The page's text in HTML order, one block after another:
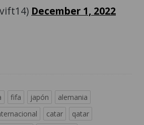
December 1, 2022
fifa japón
alemania
catar
qatar